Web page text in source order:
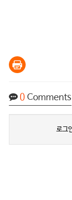
0 Comments
로그